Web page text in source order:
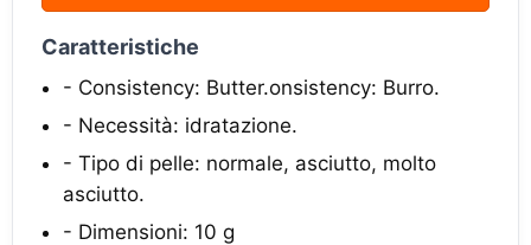
Caratteristiche
- Consistency: Butter.onsistency: Burro.
- Necessità: idratazione.
- Tipo di pelle: normale, asciutto, molto
asciutto.
- Dimensioni: 10 g